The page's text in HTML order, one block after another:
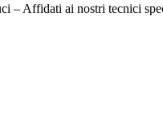
– Affidati ai nostri tecnici